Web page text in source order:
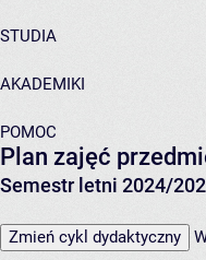
STUDIA
AKADEMIKI
POMOC
Plan zajęć
Semestr letni 2024/
Zmień cykl dydaktyczny